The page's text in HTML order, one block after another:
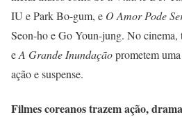
IU e Park Bo-gum, e O Amor Pode
Seon-ho e Go Youn-jung. No cinema,
eA Grande Inundaçãoprometem
ação e suspense.
Filmes coreanos trazem ação,